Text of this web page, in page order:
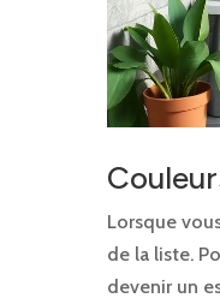
Lorsque
de la liste.
devenir un